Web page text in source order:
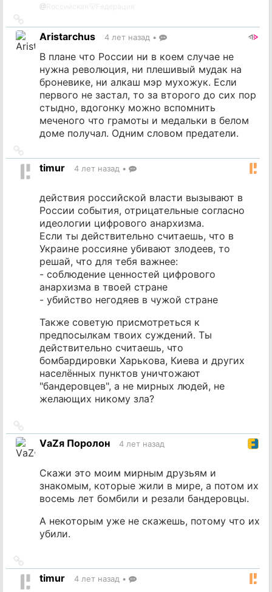
@
на
источник
Aristarchus 4 лет назад •
В плане что России ни в коем случае не
нужна революция, ни плешивый мудак на
броневике, ни алкаш мэр мухожук. Если
первого не застал, то за второго до сих пор
стыдно, вдогонку можно вспомнить
меченого что грамоты и медальки в белом
доме получал. Одним словом предатели.
на
источник
timur 4 лет назад •
действия российской власти вызывают в
России события, отрицательные согласно
идеологии цифрового анархизма.
Если ты действительно считаешь, что в
Украине россияне убивают злодеев, то
решай, что для тебя важнее:
- соблюдение ценностей цифрового
анархизма в твоей стране
- убийство негодяев в чужой стране
Также советую присмотреться к
предпосылкам твоих суждений. Ты
действительно считаешь, что
бомбардировки Харькова, Киева и других
населённых пунктов уничтожают
"бандеровцев", а не мирных людей, не
желающих никому зла?
на
источник
VаZя Поролон 4 лет назад
Скажи это моим мирным друзьям и
знакомым, которые жили в мире, а потом их
восемь лет бомбили и резали бандеровцы.
А некоторым уже не скажешь, потому что их
убили.
на
источник
timur 4 лет назад •